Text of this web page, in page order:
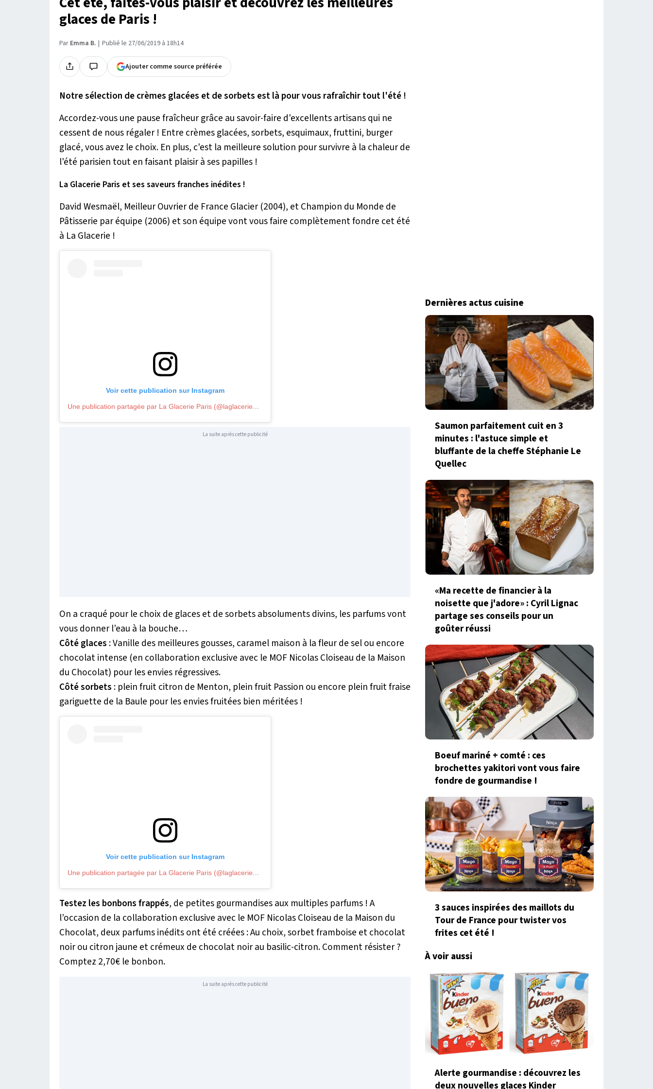
glaces de Paris !
Par Emma B. Publié le 27/06/2019 à 18h14
Ajouter comme source préférée
Notre sélection de crèmes glacées et de sorbets est là pour vous rafraîchir tout l'été !
Accordez-vous une pause fraîcheur grâce au savoir-faire d'excellents artisans qui ne
cessent de nous régaler ! Entre crèmes glacées, sorbets, esquimaux, fruttini, burger
glacé, vous avez le choix. En plus, c'est la meilleure solution pour survivre à la chaleur de
l'été parisien tout en faisant plaisir à ses papilles !
La Glacerie Paris et ses saveurs franches inédites !
David Wesmaël, Meilleur Ouvrier de France Glacier (2004), et Champion du Monde de
Pâtisserie par équipe (2006) et son équipe vont vous faire complètement fondre cet été
à La Glacerie !
Voir cette publication sur Instagram
Une publication partagée par La Glacerie Paris (@laglacerieparis)
La suite après cette publicité
On a craqué pour le choix de glaces et de sorbets absoluments divins, les parfums vont
vous donner l’eau à la bouche…
Côté glaces : Vanille des meilleures gousses, caramel maison à la fleur de sel ou encore
chocolat intense (en collaboration exclusive avec le MOF Nicolas Cloiseau de la Maison
du Chocolat) pour les envies régressives.
Côté sorbets : plein fruit citron de Menton, plein fruit Passion ou encore plein fruit fraise
gariguette de la Baule pour les envies fruitées bien méritées !
Voir cette publication sur Instagram
Une publication partagée par La Glacerie Paris (@laglacerieparis)
Testez les bonbons frappés, de petites gourmandises aux multiples parfums ! A
l’occasion de la collaboration exclusive avec le MOF Nicolas Cloiseau de la Maison du
Chocolat, deux parfums inédits ont été créées : Au choix, sorbet framboise et chocolat
noir ou citron jaune et crémeux de chocolat noir au basilic-citron. Comment résister ?
Comptez 2,70€ le bonbon.
La suite après cette publicité
Dernières actus cuisine
Saumon parfaitement cuit en 3
minutes : l'astuce simple et
bluffante de la cheffe Stéphanie Le
Quellec
«Ma recette de financier à la
noisette que j'adore» : Cyril Lignac
partage ses conseils pour un
goûter réussi
Boeuf mariné + comté : ces
brochettes yakitori vont vous faire
fondre de gourmandise !
3 sauces inspirées des maillots du
Tour de France pour twister vos
frites cet été !
À voir aussi
Alerte gourmandise : découvrez les
deux nouvelles glaces Kinder